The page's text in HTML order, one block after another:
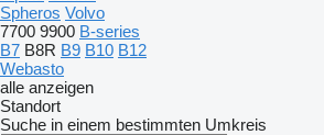
Spheros Volvo
7700 9900 B-series
B7 B8R B9 B10 B12
Webasto
alle anzeigen
Standort
Suche in einem bestimmten Umkreis